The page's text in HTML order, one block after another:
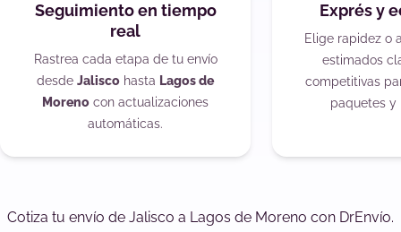
Seguimiento en tiempo
real
Rastrea cada etapa de tu envío
desde Jalisco hasta Lagos de
Moreno con actualizaciones
automáticas.
Exprés y
Elige rapidez o
estimados
competitivas
paquetes y
Cotiza tu envío de Jalisco a Lagos de Moreno con DrEnvío.